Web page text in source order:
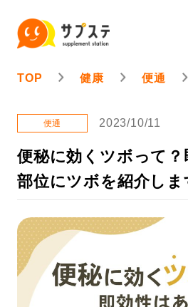
TOP 健康 便通
便通 2023/10/11
便秘に効くツボって？
部位にツボを紹介しま